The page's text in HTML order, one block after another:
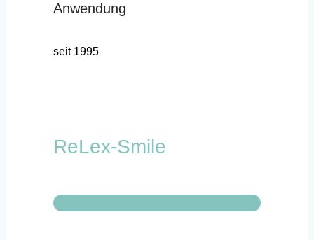
Anwendung
seit 1995
ReLex-Smile